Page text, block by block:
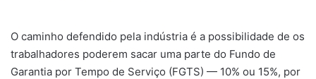
O caminho defendido pela indústria é a possibilidade de os
trabalhadores poderem sacar uma parte do Fundo de
Garantia por Tempo de Serviço (FGTS) — 10% ou 15%, por